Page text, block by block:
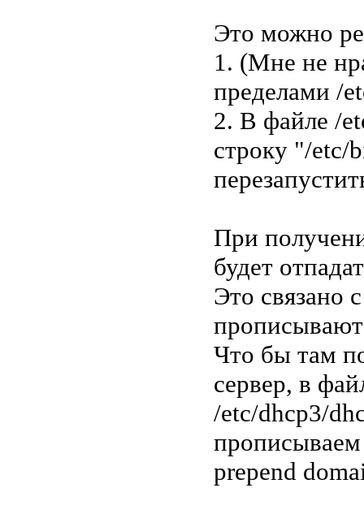
Это можно
1. (Мне не
пределами /
2. В файле /
строку "/
При
будет
Это связано
Что бы там
сервер, в
/etc/dhcp3/
прописываем
prepend